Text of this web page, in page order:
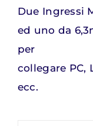
Due Ingressi
ed uno da
per
collegare PC,
ecc.